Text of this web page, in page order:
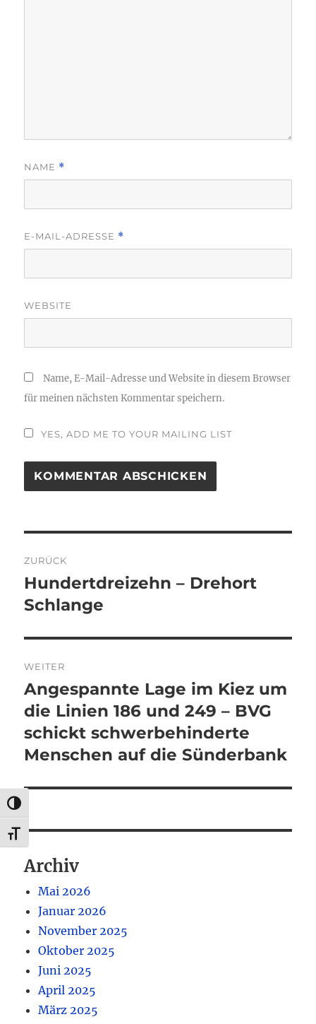
UMSCHALTEN AUF HOHE KONTRASTE
SCHRIFT VERGRÖSSERN
NAME *
E-MAIL-ADRESSE *
WEBSITE
Name, E-Mail-Adresse und Website in diesem Browser
für meinen nächsten Kommentar speichern.
YES, ADD ME TO YOUR MAILING LIST
ZURÜCK
Vorheriger
Beitrag:
Hundertdreizehn – Drehort
Schlange
WEITER
Nächster
Beitrag:
Angespannte Lage im Kiez um
die Linien 186 und 249 – BVG
schickt schwerbehinderte
Menschen auf die Sünderbank
Archiv
Mai 2026
Januar 2026
November 2025
Oktober 2025
Juni 2025
April 2025
März 2025